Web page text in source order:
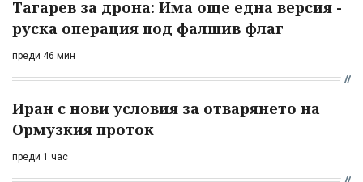
Тагарев за дрона: Има още една версия -
руска операция под фалшив флаг
преди 46 мин
Иран с нови условия за отварянето на
Ормузкия проток
преди 1 час